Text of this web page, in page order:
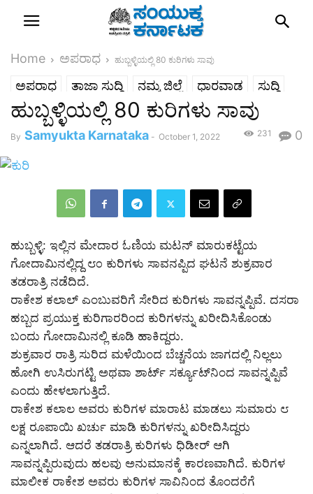
Home ಅಪರಾಧ ಹುಬ್ಬಳ್ಳಿಯಲ್ಲಿ 80 ಕುರಿಗಳು ಸಾವು
ಅಪರಾಧ ತಾಜಾ ಸುದ್ದಿ ನಮ್ಮ ಜಿಲ್ಲೆ ಧಾರವಾಡ
ಸುದ್ದಿ
ರಾಜ್ಯ
ಹುಬ್ಬಳ್ಳಿಯಲ್ಲಿ 80 ಕುರಿಗಳು ಸಾವು
By Samyukta Karnataka - October 1, 2022 0
231
ಹುಬ್ಬಳ್ಳಿ: ಇಲ್ಲಿನ ಮೇದಾರ ಓಣಿಯ ಮಟನ್ ಮಾರುಕಟ್ಟೆಯ
ಗೋದಾಮಿನಲ್ಲಿದ್ದ ೮೦ ಕುರಿಗಳು ಸಾವನಪ್ಪಿದ ಘಟನೆ ಶುಕ್ರವಾರ
ತಡರಾತ್ರಿ ನಡೆದಿದೆ.
ರಾಕೇಶ ಕಲಾಲ್ ಎಂಬುವರಿಗೆ ಸೇರಿದ ಕುರಿಗಳು ಸಾವನ್ನಪ್ಪಿವೆ. ದಸರಾ
ಹಬ್ಬದ ಪ್ರಯುಕ್ತ ಕುರಿಗಾರರಿಂದ ಕುರಿಗಳನ್ನು ಖರೀದಿಸಿಕೊಂಡು
ಬಂದು ಗೋದಾಮಿನಲ್ಲಿ ಕೂಡಿ ಹಾಕಿದ್ದರು.
ಶುಕ್ರವಾರ ರಾತ್ರಿ ಸುರಿದ ಮಳೆಯಿಂದ ಬೆಚ್ಚನೆಯ ಜಾಗದಲ್ಲಿ ನಿಲ್ಲಲು
ಹೋಗಿ ಉಸಿರುಗಟ್ಟಿ ಅಥವಾ ಶಾರ್ಟ್ ಸರ್ಕ್ಯೂಟ್‌ನಿಂದ ಸಾವನ್ನಪ್ಪಿವೆ
ಎಂದು ಹೇಳಲಾಗುತ್ತಿದೆ.
ರಾಕೇಶ ಕಲಾಲ ಅವರು ಕುರಿಗಳ ಮಾರಾಟ ಮಾಡಲು ಸುಮಾರು ೮
ಲಕ್ಷ ರೂಪಾಯಿ ಖರ್ಚು ಮಾಡಿ ಕುರಿಗಳನ್ನು ಖರೀದಿಸಿದ್ದರು
ಎನ್ನಲಾಗಿದೆ. ಆದರೆ ತಡರಾತ್ರಿ ಕುರಿಗಳು ಧಿಡೀರ್ ಆಗಿ
ಸಾವನ್ನಪ್ಪಿರುವುದು ಹಲವು ಅನುಮಾನಕ್ಕೆ ಕಾರಣವಾಗಿದೆ. ಕುರಿಗಳ
ಮಾಲೀಕ ರಾಕೇಶ ಅವರು ಕುರಿಗಳ ಸಾವಿನಿಂದ ತೊಂದರೆಗೆ